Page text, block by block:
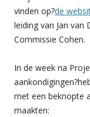
vinden op?de
leiding van Jan
Commissie Cohen.
In de week na
met een beknopte
maakten: